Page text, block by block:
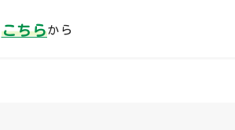
こちらから